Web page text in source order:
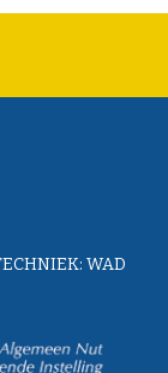
WAD